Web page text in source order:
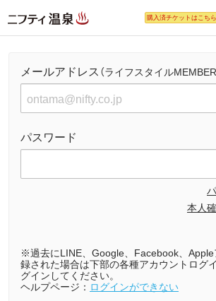
購入済チケットはこちら
メールアドレス （ライフスタイル
パスワード
本人
※過去にLINE、Google、Facebook、
録された場合は下部の各種アカウントログ
グインしてください。
ヘルプページ： ログインができない